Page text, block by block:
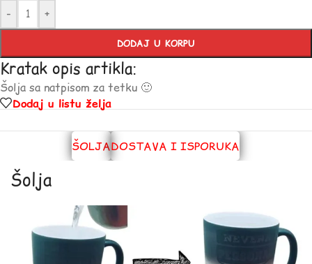
- +
DODAJ U KORPU
Kratak opis artikla:
Šolja sa natpisom za tetku 🙂
Dodaj u listu želja
ŠOLJADOSTAVA I ISPORUKA
Šolja